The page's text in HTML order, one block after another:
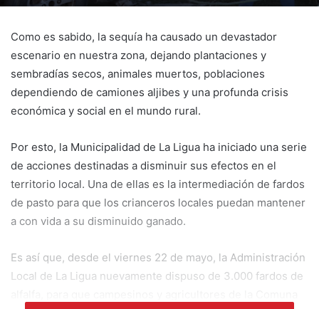
Como es sabido, la sequía ha causado un devastador
escenario en nuestra zona, dejando plantaciones y
sembradías secos, animales muertos, poblaciones
dependiendo de camiones aljibes y una profunda crisis
económica y social en el mundo rural.
Por esto, la Municipalidad de La Ligua ha iniciado una serie
de acciones destinadas a disminuir sus efectos en el
territorio local. Una de ellas es la intermediación de fardos
de pasto para que los crianceros locales puedan mantener
a con vida a su disminuido ganado.
Es así que, desde el viernes 22 de mayo, la Administración
Local de La Ligua nuevamente dispuso de 3.000 fardos de